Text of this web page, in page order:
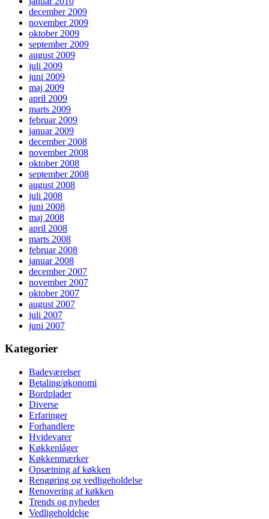
december 2009
november 2009
oktober 2009
september 2009
august 2009
juli 2009
juni 2009
maj 2009
april 2009
marts 2009
februar 2009
januar 2009
december 2008
november 2008
oktober 2008
september 2008
august 2008
juli 2008
juni 2008
maj 2008
april 2008
marts 2008
februar 2008
januar 2008
december 2007
november 2007
oktober 2007
august 2007
juli 2007
juni 2007
Kategorier
Badeværelser
Betaling/økonomi
Bordplader
Diverse
Erfaringer
Forhandlere
Hvidevarer
Køkkenlåger
Køkkenmærker
Opsætning af køkken
Rengøring og vedligeholdelse
Renovering af køkken
Trends og nyheder
Vedligeholdelse